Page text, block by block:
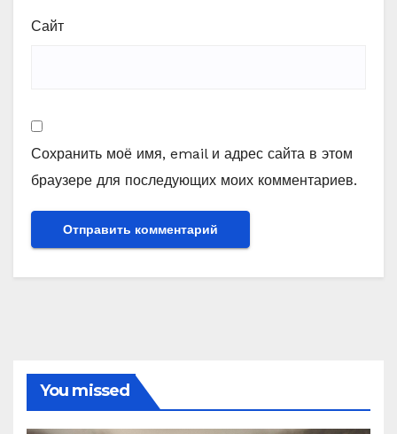
Сайт
Сохранить моё имя, email и адрес сайта в этом
браузере для последующих моих комментариев.
You missed